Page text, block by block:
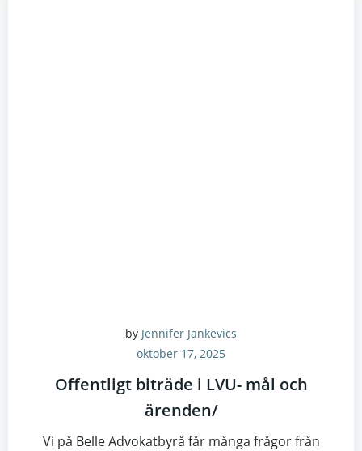
by Jennifer Jankevics
oktober 17, 2025
Offentligt biträde i LVU- mål och
ärenden/
Vi på Belle Advokatbyrå får många frågor från